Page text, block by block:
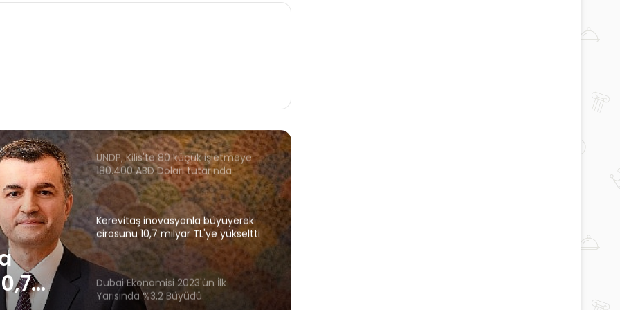
İlk
180.400 ABD Doları tutarında
dağıttı
Kerevitaş inovasyonla büyüyerek
cirosunu 10,7 milyar TL'ye yükseltti
Dubai Ekonomisi 2023'ün İlk
Yarısında %3,2 Büyüdü
Bizim Toptan yılın ilk 9 ayında
cirosunu yüzde 68 artırdı